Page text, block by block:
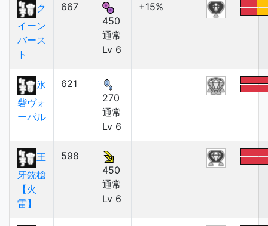
ク
イーン
バース
ト
667
450
通常
Lv 6
+15%
氷
砦ヴォ
ーパル
621
270
通常
Lv 6
王
牙銃槍
【火
雷】
598
450
通常
Lv 6